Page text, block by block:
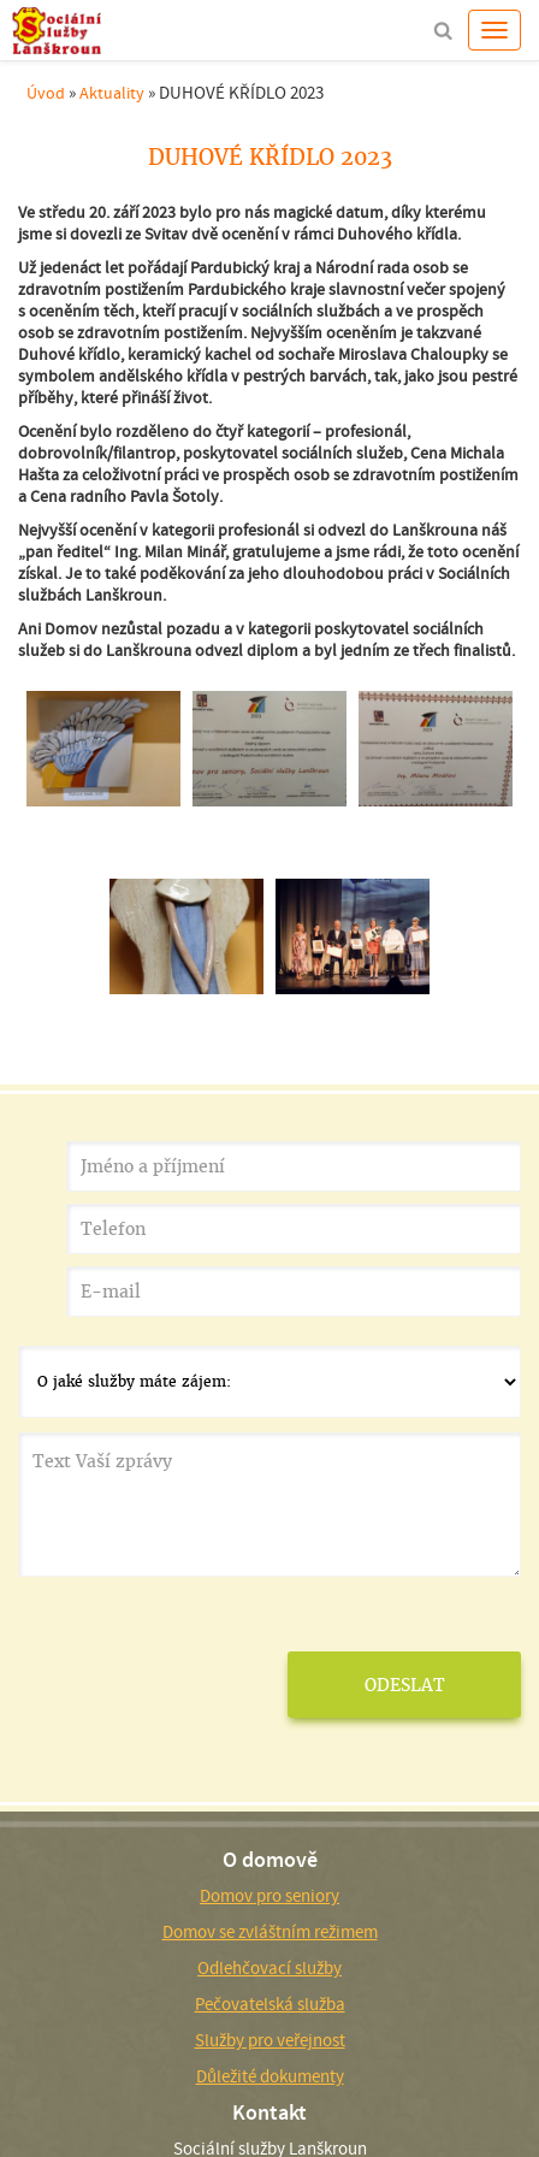
Úvod »Aktuality » DUHOVÉ KŘÍDLO 2023
DUHOVÉ KŘÍDLO 2023
Ve středu 20. září 2023 bylo pro nás magické datum, díky kterému
jsme si dovezli ze Svitav dvě ocenění v rámci Duhového křídla.
Už jedenáct let pořádají Pardubický kraj a Národní rada osob se
zdravotním postižením Pardubického kraje slavnostní večer spojený
s oceněním těch, kteří pracují v sociálních službách a ve prospěch
osob se zdravotním postižením. Nejvyšším oceněním je takzvané
Duhové křídlo, keramický kachel od sochaře Miroslava Chaloupky se
symbolem andělského křídla v pestrých barvách, tak, jako jsou pestré
příběhy, které přináší život.
Ocenění bylo rozděleno do čtyř kategorií – profesionál,
dobrovolník/filantrop, poskytovatel sociálních služeb, Cena Michala
Hašta za celoživotní práci ve prospěch osob se zdravotním postižením
a Cena radního Pavla Šotoly.
Nejvyšší ocenění v kategorii profesionál si odvezl do Lanškrouna náš
„pan ředitel“ Ing. Milan Minář, gratulujeme a jsme rádi, že toto ocenění
získal. Je to také poděkování za jeho dlouhodobou práci v Sociálních
službách Lanškroun.
Ani Domov nezůstal pozadu a v kategorii poskytovatel sociálních
služeb si do Lanškrouna odvezl diplom a byl jedním ze třech finalistů.
O domově
Domov pro seniory
Domov se zvláštním režimem
Odlehčovací služby
Pečovatelská služba
Služby pro veřejnost
Důležité dokumenty
Kontakt
Sociální služby Lanškroun